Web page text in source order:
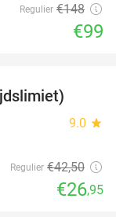
Regulier €148
€99
9.0 star
Regulier €42,50
€26,95